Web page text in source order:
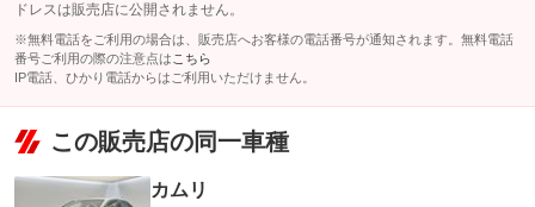
ドレスは販売店に公開されません。
※無料電話をご利用の場合は、販売店へお客様の電話番号が通知されます。無料電話
番号ご利用の際の注意点は こちら
IP電話、ひかり電話からはご利用いただけません。
この販売店の同一車種
カムリ